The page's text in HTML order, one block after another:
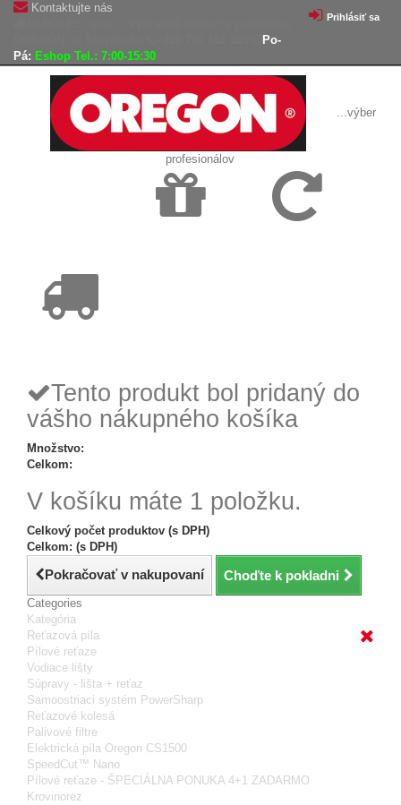
Prihlásiť sa
Kontaktujte nás
Po-
Pá: Eshop Tel.: 7:00-15:30
...výber
profesionálov
Tento produkt bol pridaný do
vášho nákupného košíka
Množstvo:
Celkom:
V košíku máte 1 položku.
Celkový počet produktov (s DPH)
Celkom: (s DPH)
Pokračovať v nakupovaní Choďte k pokladni
Categories
Kategória
Reťazová píla
Pílové reťaze
Vodiace lišty
Súpravy - lišta + reťaz
Samoostriaci systém PowerSharp
Reťazové kolesá
Palivové filtre
Elektrická píla Oregon CS1500
SpeedCut™ Nano
Pílové reťaze - ŠPECIÁLNA PONUKA 4+1 ZADARMO
Krovinorez